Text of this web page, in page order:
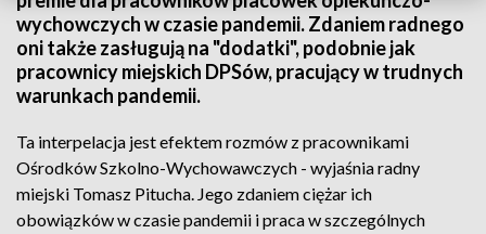
wychowczych w czasie pandemii. Zdaniem radnego
oni także zasługują na "dodatki", podobnie jak
pracownicy miejskich DPSów, pracujący w trudnych
warunkach pandemii.
Ta interpelacja jest efektem rozmów z pracownikami
Ośrodków Szkolno-Wychowawczych - wyjaśnia radny
miejski Tomasz Pitucha. Jego zdaniem ciężar ich
obowiązków w czasie pandemii i praca w szczególnych